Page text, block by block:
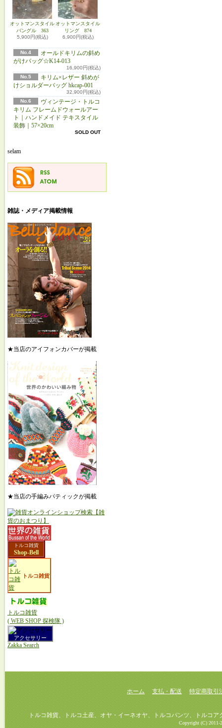
オットマンスタイル
バングル 363
5,900円(税込)
オットマンスタイル
リング 874
6,900円(税込)
No.4
オールドキリムの斜め
がけバッグ☆K14-013
16,900円(税込)
No.5
キリム×レザー 斜めが
けショルダーバッグ hkcap-001
32,900円(税込)
No.6
ヴィンテージ・トルコ
キリム フレームドウォールアー
ト｜ハンドメイド テキスタイル
装飾｜57×20cm
SOLD OUT
selam
雑誌・メディア掲載情報
★当店のアイフォンカバーが掲載
★当店の手編みパティックが掲載
トルコ雑貨
Shop-Bell
トルコ雑貨
トルコ雑貨
( WEB SHOP 探検隊 )
アクセサリー
Zakka Search
ホーム 支払・配送 特定商取引
トルコ雑貨、トルコ土産、オヤ・イーネオヤ、トルコパンツ、トルコアク
Copyright (C) 2011-